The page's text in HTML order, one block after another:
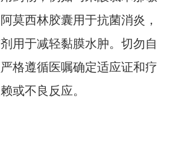
莫西林胶囊用于抗菌消炎，
用于减轻黏膜水肿。切勿自
格遵循医嘱确定适应证和疗
或不良反应。